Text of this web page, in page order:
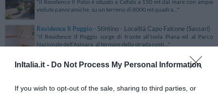
InItalia.it - Do Not Process My Personal Information
If you wish to opt-out of the sale, sharing to third parties, or
"Il Residence Il Patio è situato a Cefalù a 150 mt dal mare con ampie
vedute panoramiche, su un terreno di 8000 mt quadra..."
Residence Il Poggio - Stintino - Località Capo Falcone (Sassari)
"Il Residence Il Poggio sorge di fronte all’Isola Piana ed al Parco
Nazionale dell’Asinara, al termine della strada costi..."
Residence Il Poggio del Cenito - Cenito Snc - Contrada Cenito
di Castellabate, nel cuore del Parco Nazionale d..."